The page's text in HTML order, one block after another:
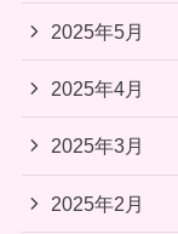
2025年5月
2025年4月
2025年3月
2025年2月